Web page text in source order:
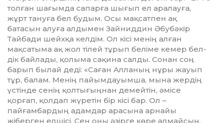
толған шағымда сапарға шығып ел аралауға,
жұрт тануға бел будым. Осы мақсатпен ақ
батасын алуға алдымен Зайниддин Әбубәкір
Тайбади шейхқа келдім. Ол кісі менің алған
мақсатыма ақ жол тілей тұрып беліме кемер бел­
дік байлады, қолыма сақина салды. Сонан соң
барып былай деді: «Саған Алланың нұры жауып
тұр, балам. Менің пайымдауымша, мына жердің
үстінде сенің қолтығыңнан демейтін, әмісе
қорғап, қолдап жүретін бір кісі бар. Ол –
пайғамбардың адамдар арасына арнайы
жіберген елшісі. Сен оны әзірге көре алмайсың,